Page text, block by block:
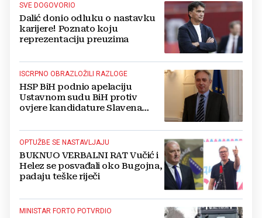
SVE DOGOVORIO
Dalić donio odluku o nastavku
karijere! Poznato koju
reprezentaciju preuzima
ISCRPNO OBRAZLOŽILI RAZLOGE
HSP BiH podnio apelaciju
Ustavnom sudu BiH protiv
ovjere kandidature Slavena
OPTUŽBE SE NASTAVLJAJU
BUKNUO VERBALNI RAT Vučić i
Helez se posvađali oko Bugojna,
padaju teške riječi
MINISTAR FORTO POTVRDIO